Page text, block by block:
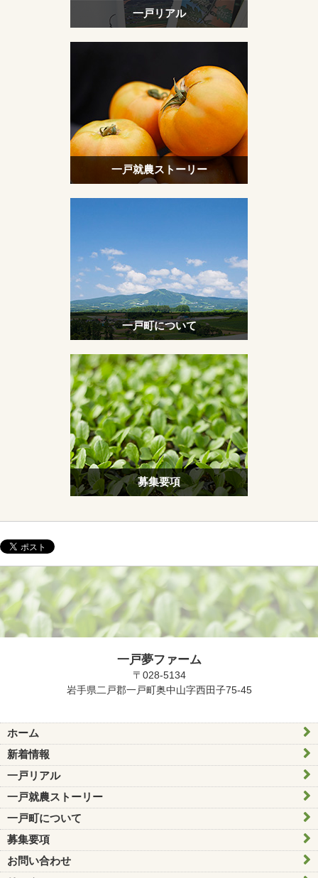
一戸リアル
一戸就農ストーリー
一戸町について
募集要項
一戸夢ファーム
〒028-5134
岩手県二戸郡一戸町奥中山字西田子75-45
ホーム
新着情報
一戸リアル
一戸就農ストーリー
一戸町について
募集要項
お問い合わせ